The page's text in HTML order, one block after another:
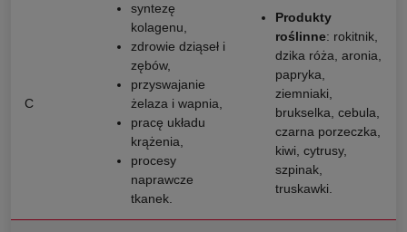
C
syntezę
kolagenu,
zdrowie dziąseł i
zębów,
przyswajanie
żelaza i wapnia,
pracę układu
krążenia,
procesy
naprawcze
tkanek.
Produkty
roślinne: rokitnik,
dzika róża, aronia,
papryka,
ziemniaki,
brukselka, cebula,
czarna porzeczka,
kiwi, cytrusy,
szpinak,
truskawki.